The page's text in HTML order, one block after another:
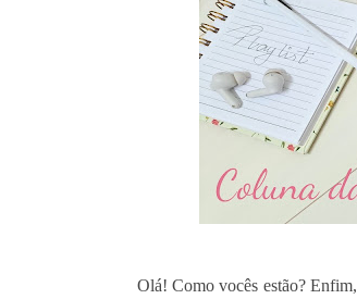
Olá! Como vocês estão?